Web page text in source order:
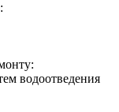
водоотведения